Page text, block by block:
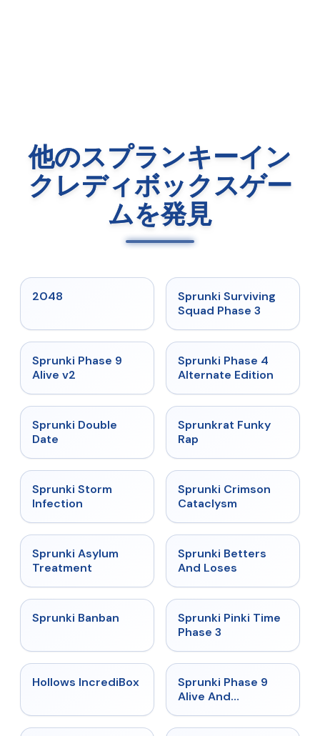
他のスプランキーイン
クレディボックスゲー
ムを発見
2048 ★ 4.7
Sprunki Surviving
Squad Phase 3
★
Sprunki Phase 9
Alive v2
★
Sprunki Phase 4
Alternate Edition
★
Sprunki Double
Date
★ 4.7
Sprunkrat Funky
Rap
★
Sprunki Storm
Infection
★ 4.7
Sprunki Crimson
Cataclysm
★
Sprunki Asylum
Treatment
★
Sprunki Betters
And Loses
★
Sprunki Banban ★ 4.9
Sprunki Pinki Time
Phase 3
★ 4.3
Hollows IncrediBox ★
Sprunki Phase 9
Alive And